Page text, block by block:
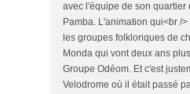
avec l'équipe de son
Pamba. L'animation qui<br /
les groupes folkloriques de
Monda qui vont deux ans
Groupe Odéom. Et c'est
Velodrome où il était passé